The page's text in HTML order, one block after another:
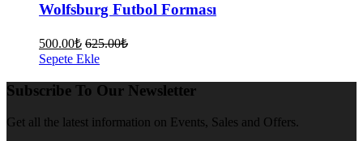
Wolfsburg Futbol Forması
500.00₺ 625.00₺
Sepete Ekle
Subscribe To Our Newsletter
Get all the latest information on Events, Sales and Offers.